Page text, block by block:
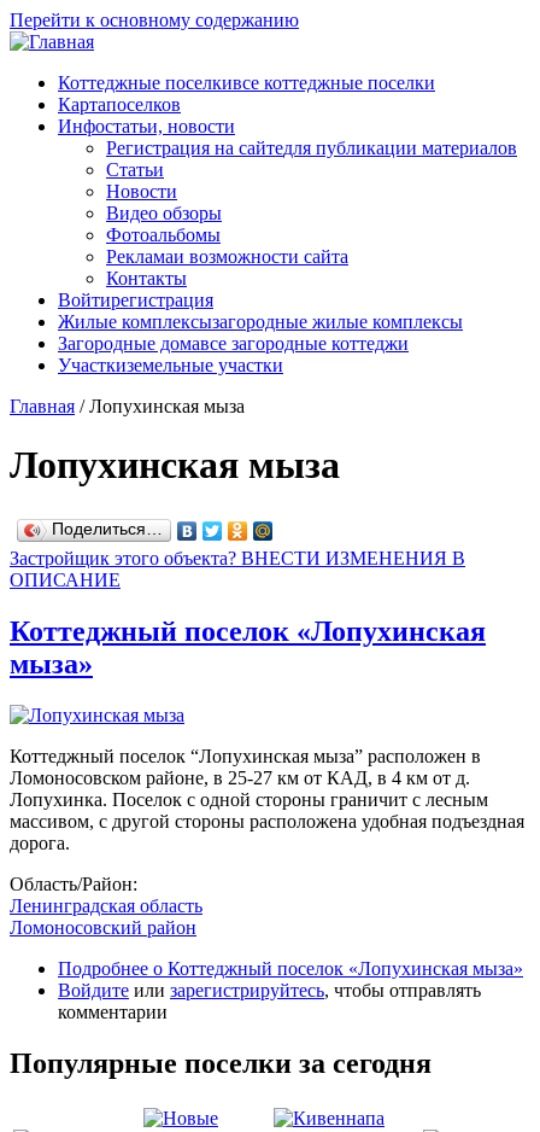
Перейти к основному содержанию
Коттеджные поселкивсе коттеджные поселки
Картапоселков
Инфостатьи, новости
Регистрация на сайтедля публикации материалов
Статьи
Новости
Видео обзоры
Фотоальбомы
Рекламаи возможности сайта
Контакты
Войтирегистрация
Жилые комплексызагородные жилые комплексы
Загородные домавсе загородные коттеджи
Участкиземельные участки
Главная /Лопухинская мыза
Лопухинская мыза
Поделиться…
Застройщик этого объекта? ВНЕСТИ ИЗМЕНЕНИЯ В
ОПИСАНИЕ
Коттеджный поселок «Лопухинская
мыза»
Коттеджный поселок “Лопухинская мыза” расположен в
Ломоносовском районе, в 25-27 км от КАД, в 4 км от д.
Лопухинка. Поселок с одной стороны граничит с лесным
массивом, с другой стороны расположена удобная подъездная
дорога.
Область/Район:
Ленинградская область
Ломоносовский район
Подробнее о Коттеджный поселок «Лопухинская мыза»
Войдите или зарегистрируйтесь, чтобы отправлять
комментарии
Популярные поселки за сегодня